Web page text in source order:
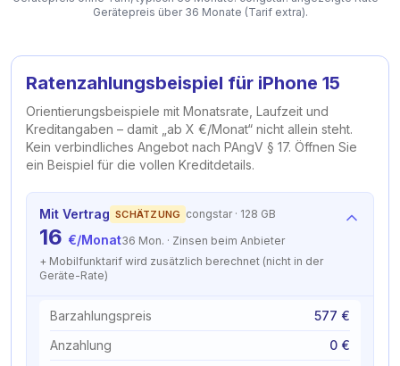
Gerätepreis über 36 Monate (Tarif extra).
Ratenzahlungsbeispiel für iPhone 15
Orientierungsbeispiele mit Monatsrate, Laufzeit und
Kreditangaben – damit „ab X €/Monat“ nicht allein steht.
Kein verbindliches Angebot nach PAngV § 17. Öffnen Sie
ein Beispiel für die vollen Kreditdetails.
Mit Vertrag SCHÄTZUNG congstar· 128 GB
16 €/Monat36 Mon. · Zinsen beim Anbieter
+ Mobilfunktarif wird zusätzlich berechnet (nicht in der
Geräte-Rate)
Barzahlungspreis
577 €
Anzahlung
0 €